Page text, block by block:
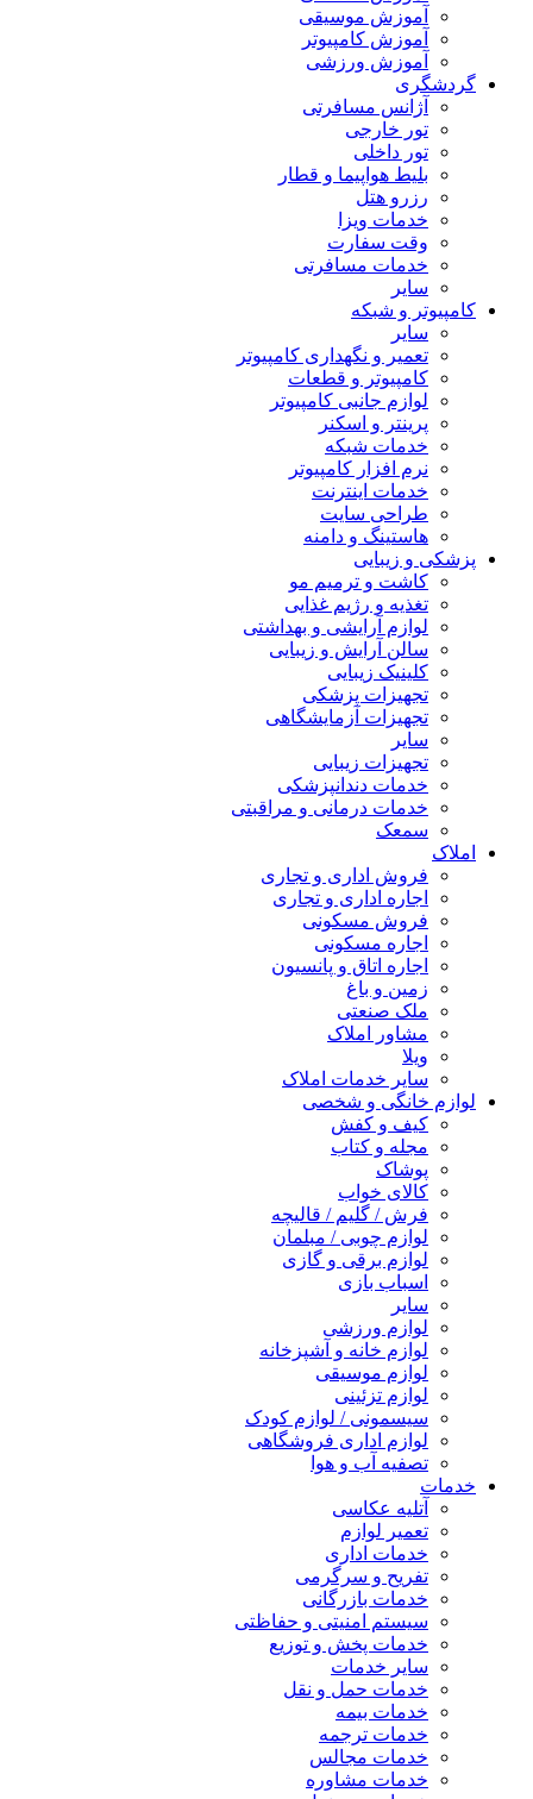
آموزش موسیقی
آموزش کامپیوتر
آموزش ورزشی
گردشگری
آژانس مسافرتی
تور خارجی
تور داخلی
بلیط هواپیما و قطار
رزرو هتل
خدمات ویزا
وقت سفارت
خدمات مسافرتی
سایر
کامپیوتر و شبکه
سایر
تعمیر و نگهداری کامپیوتر
کامپیوتر و قطعات
لوازم جانبی کامپیوتر
پرینتر و اسکنر
خدمات شبکه
نرم افزار کامپیوتر
خدمات اینترنت
طراحی سایت
هاستینگ و دامنه
پزشکی و زیبایی
کاشت و ترمیم مو
تغذیه و رژیم غذایی
لوازم آرایشی و بهداشتی
سالن آرایش و زیبایی
کلینیک زیبایی
تجهیزات پزشکی
تجهیزات آزمایشگاهی
سایر
تجهیزات زیبایی
خدمات دندانپزشکی
خدمات درمانی و مراقبتی
سمعک
املاک
فروش اداری و تجاری
اجاره اداری و تجاری
فروش مسکونی
اجاره مسکونی
اجاره اتاق و پانسیون
زمین و باغ
ملک صنعتی
مشاور املاک
ویلا
سایر خدمات املاک
لوازم خانگی و شخصی
کیف و کفش
مجله و کتاب
پوشاک
کالای خواب
فرش / گلیم / قالیچه
لوازم چوبی / مبلمان
لوازم برقی و گازی
اسباب بازی
سایر
لوازم ورزشی
لوازم خانه و آشپزخانه
لوازم موسیقی
لوازم تزئینی
سیسمونی / لوازم کودک
لوازم اداری فروشگاهی
تصفیه آب و هوا
خدمات
آتلیه عکاسی
تعمیر لوازم
خدمات اداری
تفریح و سرگرمی
خدمات بازرگانی
سیستم امنیتی و حفاظتی
خدمات پخش و توزیع
سایر خدمات
خدمات حمل و نقل
خدمات بیمه
خدمات ترجمه
خدمات مجالس
خدمات مشاوره